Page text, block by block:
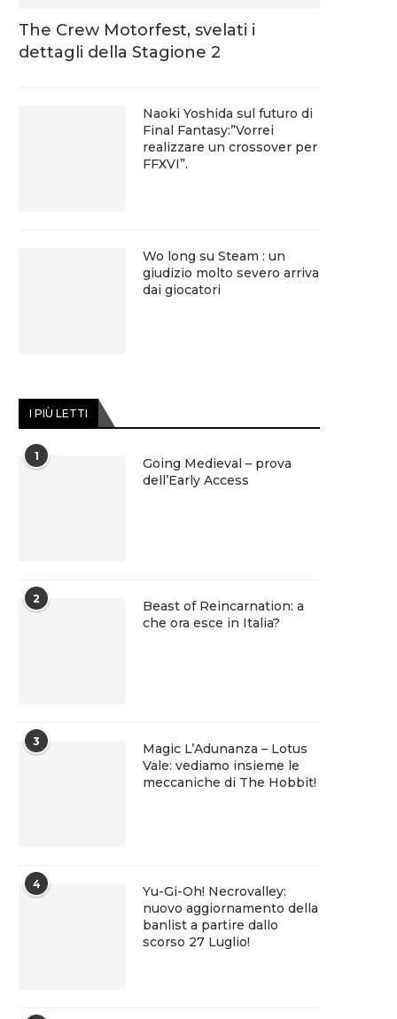
The Crew Motorfest, svelati i
dettagli della Stagione 2
Naoki Yoshida sul futuro di
Final Fantasy:”Vorrei
realizzare un crossover per
FFXVI”.
Wo long su Steam : un
giudizio molto severo arriva
dai giocatori
I PIÙ LETTI
1
Going Medieval – prova
dell’Early Access
2
Beast of Reincarnation: a
che ora esce in Italia?
3
Magic L’Adunanza – Lotus
Vale: vediamo insieme le
meccaniche di The Hobbit!
4
Yu-Gi-Oh! Necrovalley:
nuovo aggiornamento della
banlist a partire dallo
scorso 27 Luglio!